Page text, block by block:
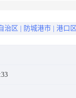
公告
治区 防城港市 港口